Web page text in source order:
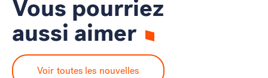
Vous pourriez
aussi aimer
Voir toutes les nouvelles